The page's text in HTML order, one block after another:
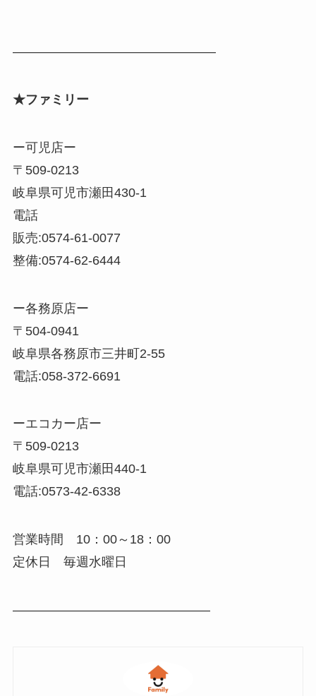
————————————————
★ファミリー
ー可児店ー
〒509-0213
岐阜県可児市瀬田430-1
電話
販売:0574-61-0077
整備:0574-62-6444
ー各務原店ー
〒504-0941
岐阜県各務原市三井町2-55
電話:058-372-6691
ーエコカー店ー
〒509-0213
岐阜県可児市瀬田440-1
電話:0573-42-6338
営業時間 10：00～18：00
定休日 毎週水曜日
———————————————–